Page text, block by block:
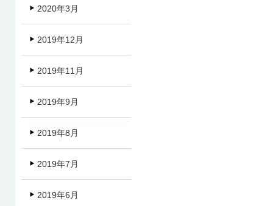
2020年3月
2019年12月
2019年11月
2019年9月
2019年8月
2019年7月
2019年6月